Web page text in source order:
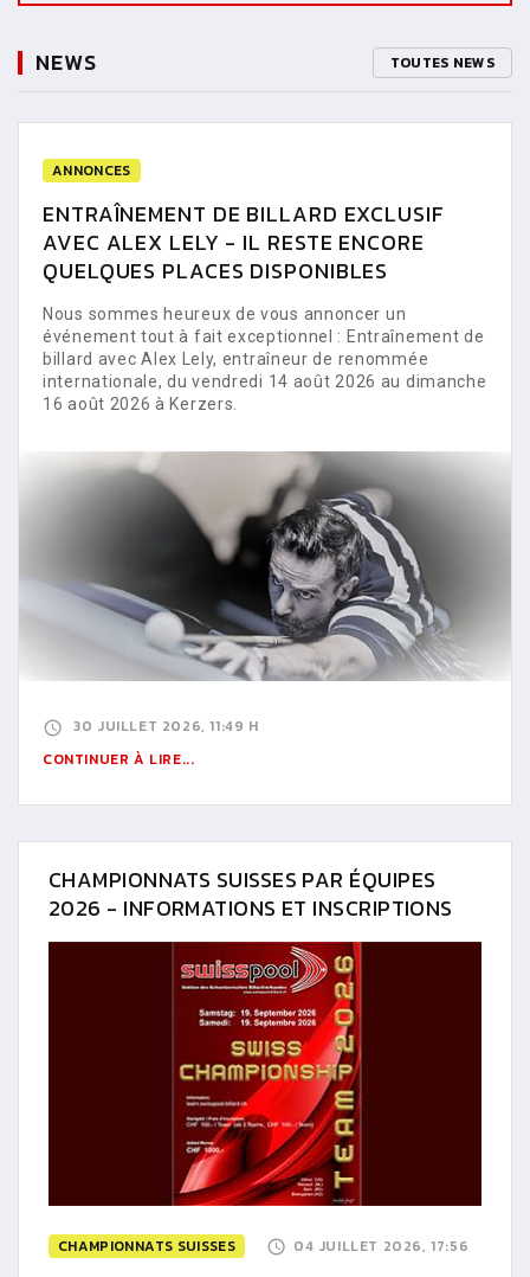
NEWS TOUTES NEWS
ANNONCES
ENTRAÎNEMENT DE BILLARD EXCLUSIF
AVEC ALEX LELY - IL RESTE ENCORE
QUELQUES PLACES DISPONIBLES
Nous sommes heureux de vous annoncer un
événement tout à fait exceptionnel : Entraînement de
billard avec Alex Lely, entraîneur de renommée
internationale, du vendredi 14 août 2026 au dimanche
16 août 2026 à Kerzers.
30 JUILLET 2026, 11:49 H
CONTINUER À LIRE...
CHAMPIONNATS SUISSES PAR ÉQUIPES
2026 - INFORMATIONS ET INSCRIPTIONS
CHAMPIONNATS SUISSES 04 JUILLET 2026, 17:56